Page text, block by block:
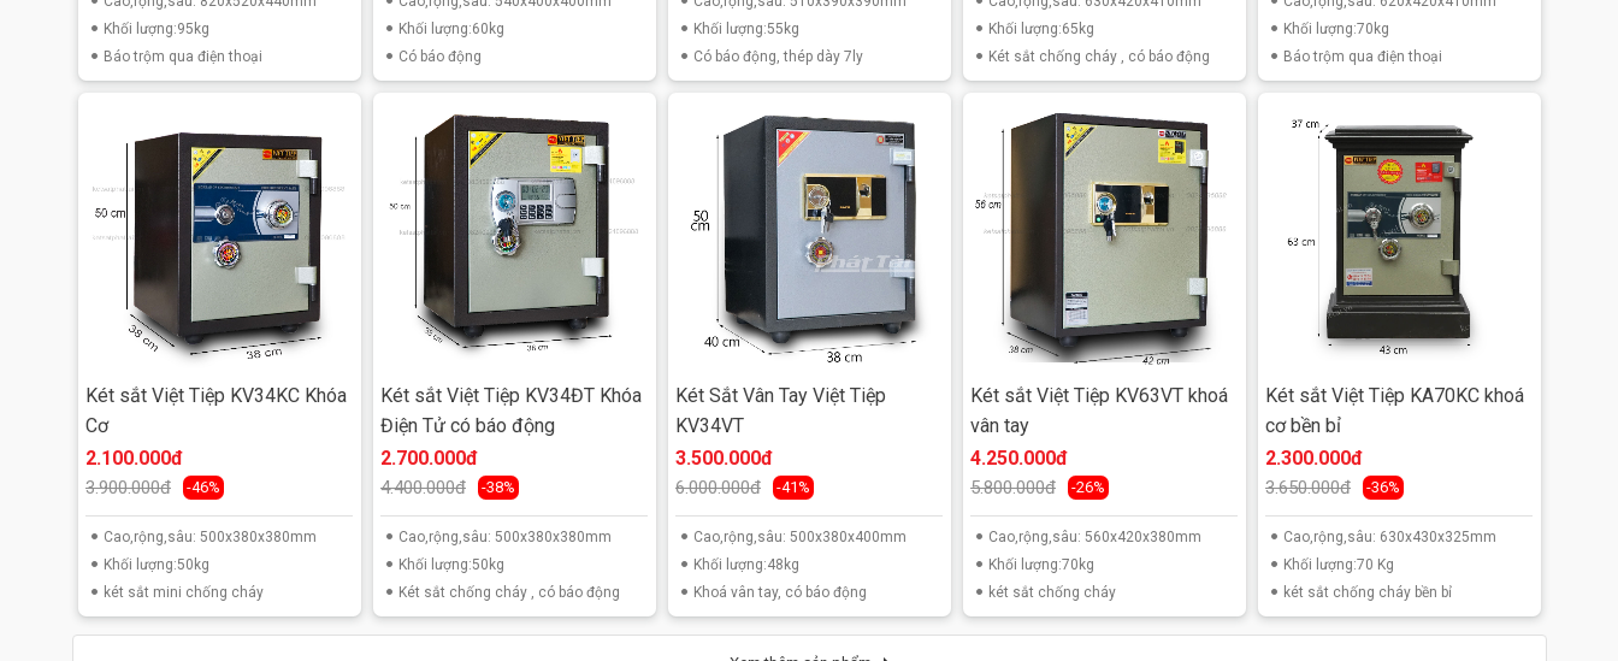
Cấu tạo:
♦ Két sắt Việt Tiệp KA100KC có cấu tạo làm 2 khoang riêng biệt được chia ra bởi một đợt di động.
♦ Thân két được đúc liền nguyên khối từ thép không rỉ, với hèm tam cấp tăng khả năng chống cháy và nạy cánh
♦ Két được thiết kế bản lề ngoài chắc chắn và có 08 chốt an toàn dạng tròn Ø18 cắm sâu vào thành két chống
cắt và nạy phá két.
Khối lượng:95kg
Báo trộm qua điện thoại
Khối lượng:60kg
Có báo động
Khối lượng:55kg
Có báo động, thép dày 7ly
Khối lượng:65kg
Két sắt chống cháy , có báo động
Khối lượng:70kg
Báo trộm qua điện thoại
Két sắt Việt Tiệp KV34KC Khóa
Cơ
2.100.000đ
3.900.000đ -46%
Cao,rộng,sâu: 500x380x380mm
Khối lượng:50kg
két sắt mini chống cháy
Két sắt Việt Tiệp KV34ĐT Khóa
Điện Tử có báo động
2.700.000đ
4.400.000đ -38%
Cao,rộng,sâu: 500x380x380mm
Khối lượng:50kg
Két sắt chống cháy , có báo động
Két Sắt Vân Tay Việt Tiệp
KV34VT
3.500.000đ
6.000.000đ -41%
Cao,rộng,sâu: 500x380x400mm
Khối lượng:48kg
Khoá vân tay, có báo động
Két sắt Việt Tiệp KV63VT khoá
vân tay
4.250.000đ
5.800.000đ -26%
Cao,rộng,sâu: 560x420x380mm
Khối lượng:70kg
két sắt chống cháy
Két sắt Việt Tiệp KA70KC khoá
cơ bền bỉ
2.300.000đ
3.650.000đ -36%
Cao,rộng,sâu: 630x430x325mm
Khối lượng:70 Kg
két sắt chống cháy bền bỉ